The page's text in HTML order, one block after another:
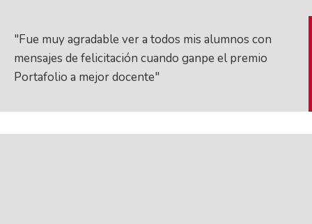
"Fue muy agradable ver a todos mis alumnos con
mensajes de felicitación cuando ganpe el premio
Portafolio a mejor docente"